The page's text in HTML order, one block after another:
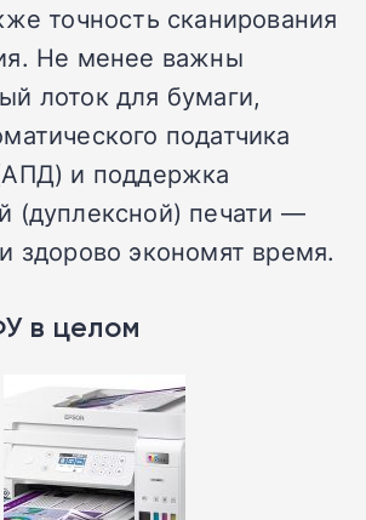
точность сканирования
Не менее важны
лоток для бумаги,
податчика
и поддержка
(дуплексной) печати —
здорово экономят время.
в целом